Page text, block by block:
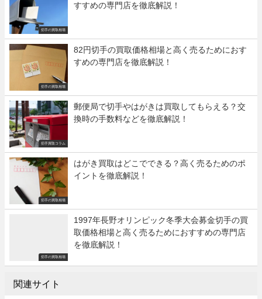
切手の買取相場
すすめの専門店を徹底解説！
切手の買取相場
82円切手の買取価格相場と高く売るためにおす
すめの専門店を徹底解説！
切手買取コラム
郵便局で切手やはがきは買取してもらえる？交
換時の手数料などを徹底解説！
切手の買取相場
はがき買取はどこでできる？高く売るためのポ
イントを徹底解説！
切手の買取相場
1997年長野オリンピック冬季大会募金切手の買
取価格相場と高く売るためにおすすめの専門店
を徹底解説！
関連サイト